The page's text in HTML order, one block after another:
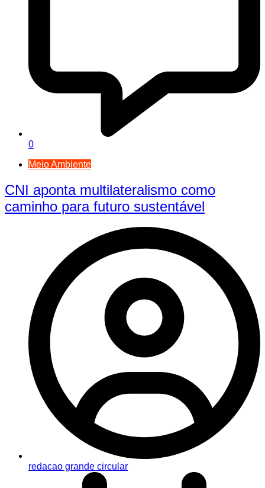
0
Meio Ambiente
CNI aponta multilateralismo como
caminho para futuro sustentável
redacao grande circular